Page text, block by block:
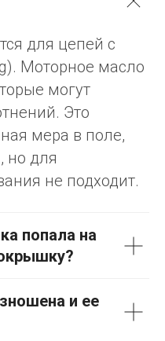
для цепей с
Моторное масло
могут
Это
мера в поле,
но для
не подходит.
попала на
и ее